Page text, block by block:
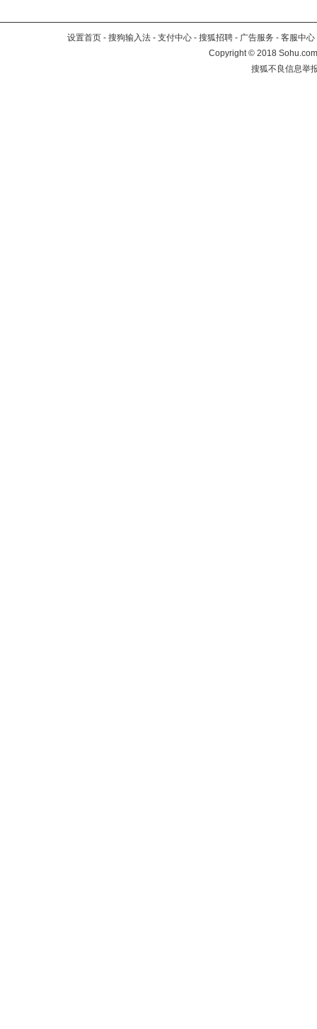
设置首页 - 搜狗输入法 - 支付中心 - 搜狐招聘 - 广告服务 - 客服中心
Copyright©2018
搜狐不良信息举